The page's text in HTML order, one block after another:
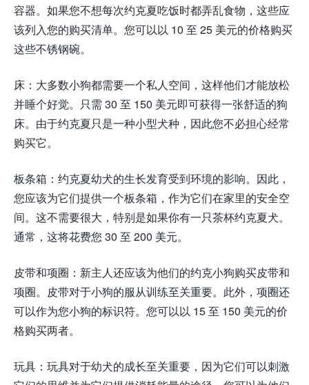
容器。如果您不想每次约克夏吃饭时都弄乱食物，这些应
该列入您的购买清单。您可以以 10 至 25 美元的价格购买
这些不锈钢碗。
床：大多数小狗都需要一个私人空间，这样他们才能放松
并睡个好觉。只需 30 至 150 美元即可获得一张舒适的狗
床。由于约克夏只是一种小型犬种，因此您不必担心经常
购买它。
板条箱：约克夏幼犬的生长发育受到环境的影响。因此，
您应该为它们提供一个板条箱，作为它们在家里的安全空
间。这不需要很大，特别是如果你有一只茶杯约克夏犬。
通常，这将花费您 30 至 200 美元。
皮带和项圈：新主人还应该为他们的约克小狗购买皮带和
项圈。皮带对于小狗的服从训练至关重要。此外，项圈还
可以作为您小狗的标识符。您可以以 15 至 150 美元的价
格购买两者。
玩具：玩具对于幼犬的成长至关重要，因为它们可以刺激